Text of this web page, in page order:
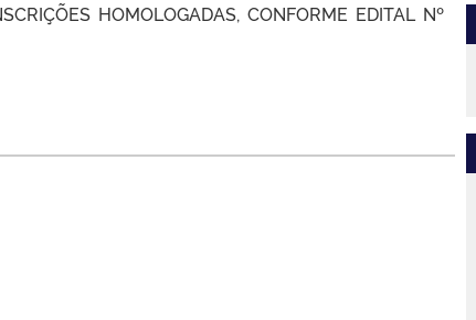
HOMOLOGADAS, CONFORME EDITAL Nº